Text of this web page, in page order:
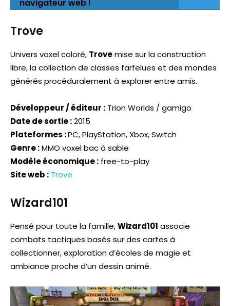
navigateur web !
Trove
Univers voxel coloré, Trovemise sur la construction
libre, la collection de classes farfelues et des mondes
générés procéduralement à explorer entre amis.
Développeur / éditeur : Trion Worlds / gamigo
Date de sortie :2015
Plateformes :PC, PlayStation, Xbox, Switch
Genre :MMO voxel bac à sable
Modèle économique : free-to-play
Site web : Trove
Wizard101
Pensé pour toute la famille,Wizard101 associe
combats tactiques basés sur des cartes à
collectionner, exploration d’écoles de magie et
ambiance proche d’un dessin animé.